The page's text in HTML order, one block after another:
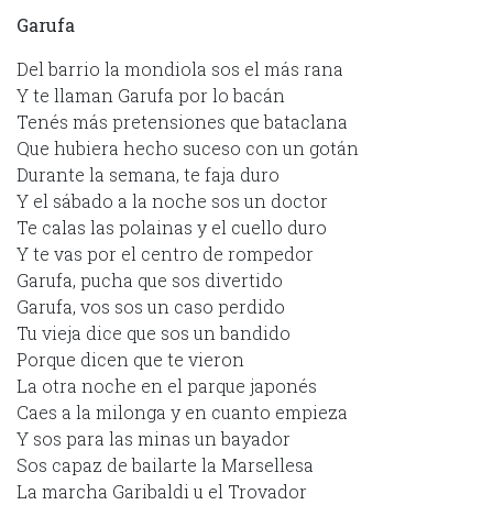
Garufa
Del barrio la mondiola sos el más rana
Y te llaman Garufa por lo bacán
Tenés más pretensiones que bataclana
Que hubiera hecho suceso con un gotán
Durante la semana, te faja duro
Y el sábado a la noche sos un doctor
Te calas las polainas y el cuello duro
Y te vas por el centro de rompedor
Garufa, pucha que sos divertido
Garufa, vos sos un caso perdido
Tu vieja dice que sos un bandido
Porque dicen que te vieron
La otra noche en el parque japonés
Caes a la milonga y en cuanto empieza
Y sos para las minas un bayador
Sos capaz de bailarte la Marsellesa
La marcha Garibaldi u el Trovador